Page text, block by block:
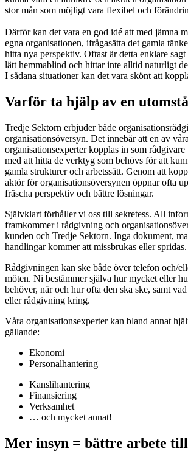
stor mån som möjligt vara flexibel och
Därför kan det vara en god idé att med jämna
egna organisationen, ifrågasätta det gamla
hitta nya perspektiv. Oftast är detta enklare
lätt hemmablind och hittar inte alltid naturligt
I sådana situationer kan det vara skönt att
Varför ta hjälp av en
Tredje Sektorn erbjuder både
organisationsöversyn. Det innebär att en av våra
organisationsexperter kopplas in som
med att hitta de verktyg som behövs för att
gamla strukturer och arbetssätt. Genom att
aktör för organisationsöversynen öppnar ofta
fräscha perspektiv och bättre lösningar.
Självklart förhåller vi oss till sekretess. All
framkommer i rådgivning och
kunden och Tredje Sektorn. Inga dokument,
handlingar kommer att missbrukas eller spridas.
Rådgivningen kan ske både över telefon och/
möten. Ni bestämmer själva hur mycket eller
behöver, när och hur ofta den ska ske, samt
eller rådgivning kring.
Våra organisationsexperter kan bland annat
gällande:
Ekonomi
Personalhantering
Kanslihantering
Finansiering
Verksamhet
… och mycket annat!
Mer insyn = bättre arbete